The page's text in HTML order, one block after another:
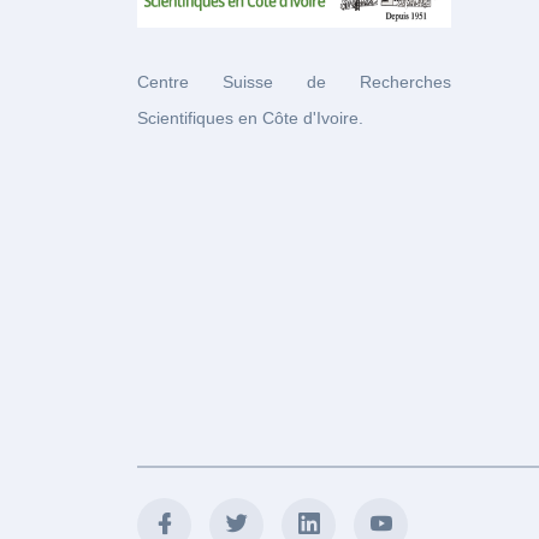
Centre Suisse de Recherches
Scientifiques en Côte d'Ivoire.